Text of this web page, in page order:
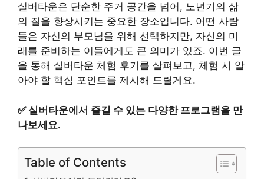
실버타운은 단순한 주거 공간을 넘어, 노년기의 삶
의 질을 향상시키는 중요한 장소입니다. 어떤 사람
들은 자신의 부모님을 위해 선택하지만, 자신의 미
래를 준비하는 이들에게도 큰 의미가 있죠. 이번 글
을 통해 실버타운 체험 후기를 살펴보고, 체험 시 알
아야 할 핵심 포인트를 제시해 드릴게요.
✅ 실버타운에서 즐길 수 있는 다양한 프로그램을 만
나보세요.
Table of Contents